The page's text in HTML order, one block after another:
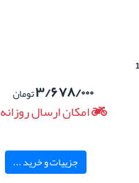
۳/۶۷۸/۰۰۰تومان
امکان ارسال روزانه
جزییات و خرید ...